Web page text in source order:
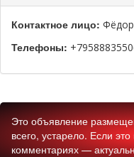
Контактное лицо:
Телефоны:
Это объявление
всего, устарело. Если
комментариях —